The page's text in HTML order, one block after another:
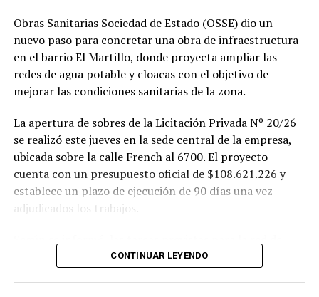
Obras Sanitarias Sociedad de Estado (OSSE) dio un
nuevo paso para concretar una obra de infraestructura
en el barrio El Martillo, donde proyecta ampliar las
redes de agua potable y cloacas con el objetivo de
mejorar las condiciones sanitarias de la zona.
La apertura de sobres de la Licitación Privada Nº 20/26
se realizó este jueves en la sede central de la empresa,
ubicada sobre la calle French al 6700. El proyecto
cuenta con un presupuesto oficial de $108.621.226 y
establece un plazo de ejecución de 90 días una vez
adjudicados los trabajos.
Según se informó, las tareas previstas para la red de
agua potable incluyen la colocación de unos 355 metros
CONTINUAR LEYENDO